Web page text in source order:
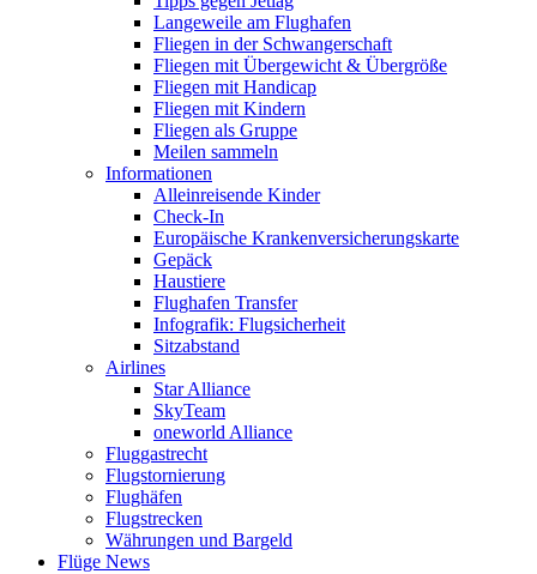
Langeweile am Flughafen
Fliegen in der Schwangerschaft
Fliegen mit Übergewicht & Übergröße
Fliegen mit Handicap
Fliegen mit Kindern
Fliegen als Gruppe
Meilen sammeln
Informationen
Alleinreisende Kinder
Check-In
Europäische Krankenversicherungskarte
Gepäck
Haustiere
Flughafen Transfer
Infografik: Flugsicherheit
Sitzabstand
Airlines
Star Alliance
SkyTeam
oneworld Alliance
Fluggastrecht
Flugstornierung
Flughäfen
Flugstrecken
Währungen und Bargeld
Flüge News